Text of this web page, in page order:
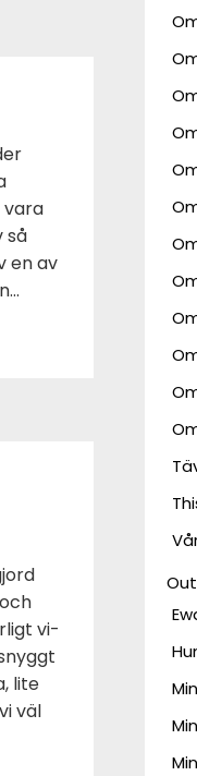
vara
så
en av
vi-
lite
väl